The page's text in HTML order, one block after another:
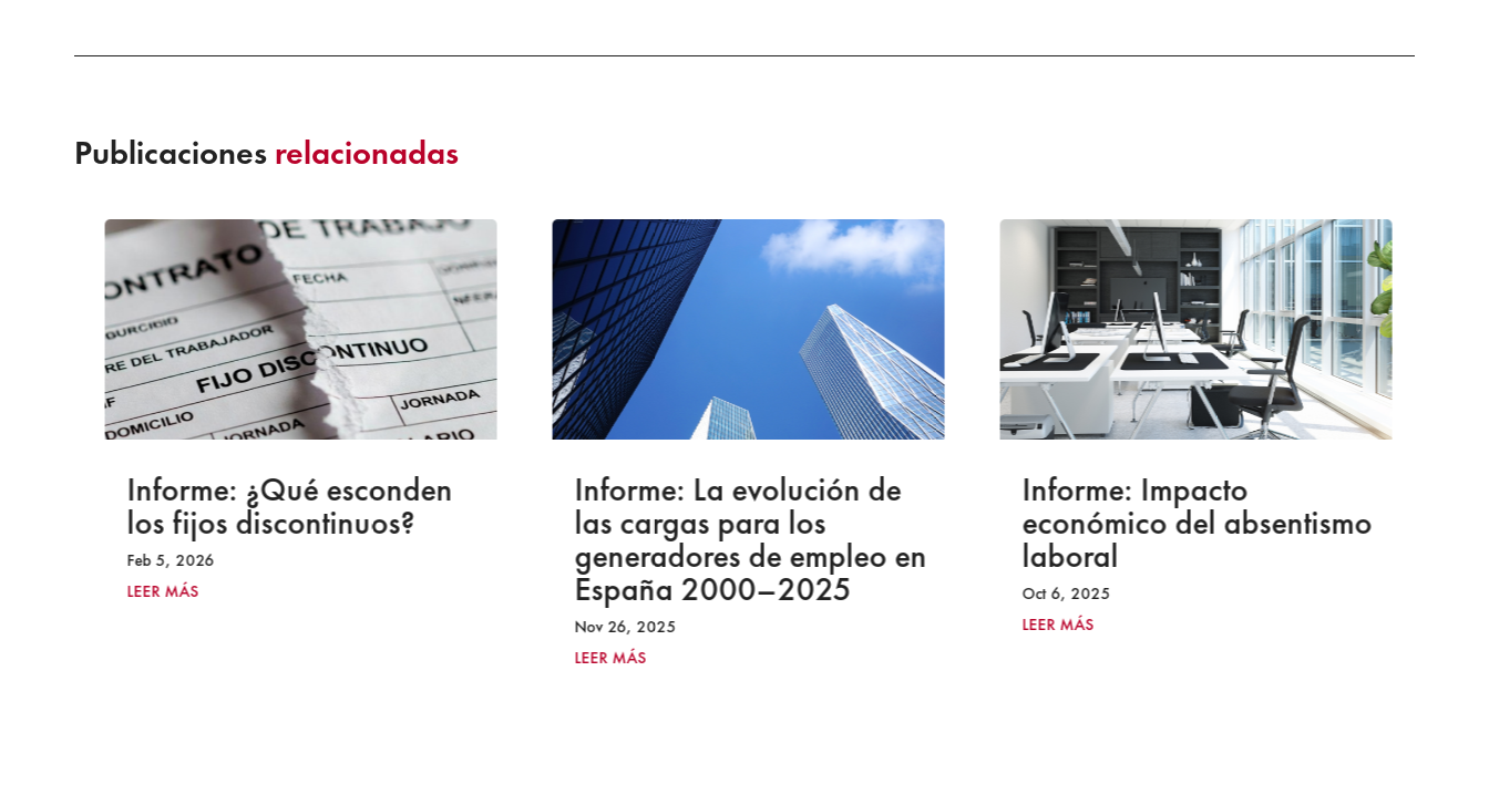
Publicaciones relacionadas
Informe: ¿Qué esconden
los fijos discontinuos?
Feb 5, 2026
LEER MÁS
Informe: La evolución de
las cargas para los
generadores de empleo en
España 2000–2025
Nov 26, 2025
LEER MÁS
Informe: Impacto
económico del absentismo
laboral
Oct 6, 2025
LEER MÁS